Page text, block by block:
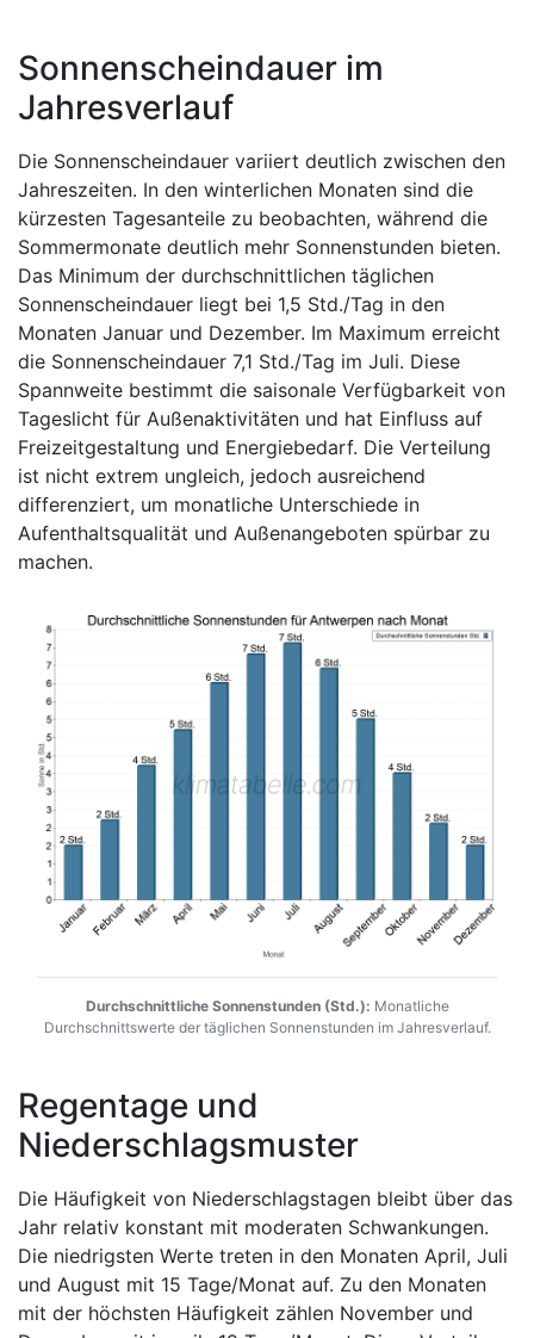
Sonnenscheindauer im
Jahresverlauf
Die Sonnenscheindauer variiert deutlich zwischen den
Jahreszeiten. In den winterlichen Monaten sind die
kürzesten Tagesanteile zu beobachten, während die
Sommermonate deutlich mehr Sonnenstunden bieten.
Das Minimum der durchschnittlichen täglichen
Sonnenscheindauer liegt bei 1,5 Std./Tag in den
Monaten Januar und Dezember. Im Maximum erreicht
die Sonnenscheindauer 7,1 Std./Tag im Juli. Diese
Spannweite bestimmt die saisonale Verfügbarkeit von
Tageslicht für Außenaktivitäten und hat Einfluss auf
Freizeitgestaltung und Energiebedarf. Die Verteilung
ist nicht extrem ungleich, jedoch ausreichend
differenziert, um monatliche Unterschiede in
Aufenthaltsqualität und Außenangeboten spürbar zu
machen.
Durchschnittliche Sonnenstunden (Std.): Monatliche
Durchschnittswerte der täglichen Sonnenstunden im Jahresverlauf.
Regentage und
Niederschlagsmuster
Die Häufigkeit von Niederschlagstagen bleibt über das
Jahr relativ konstant mit moderaten Schwankungen.
Die niedrigsten Werte treten in den Monaten April, Juli
und August mit 15 Tage/Monat auf. Zu den Monaten
mit der höchsten Häufigkeit zählen November und